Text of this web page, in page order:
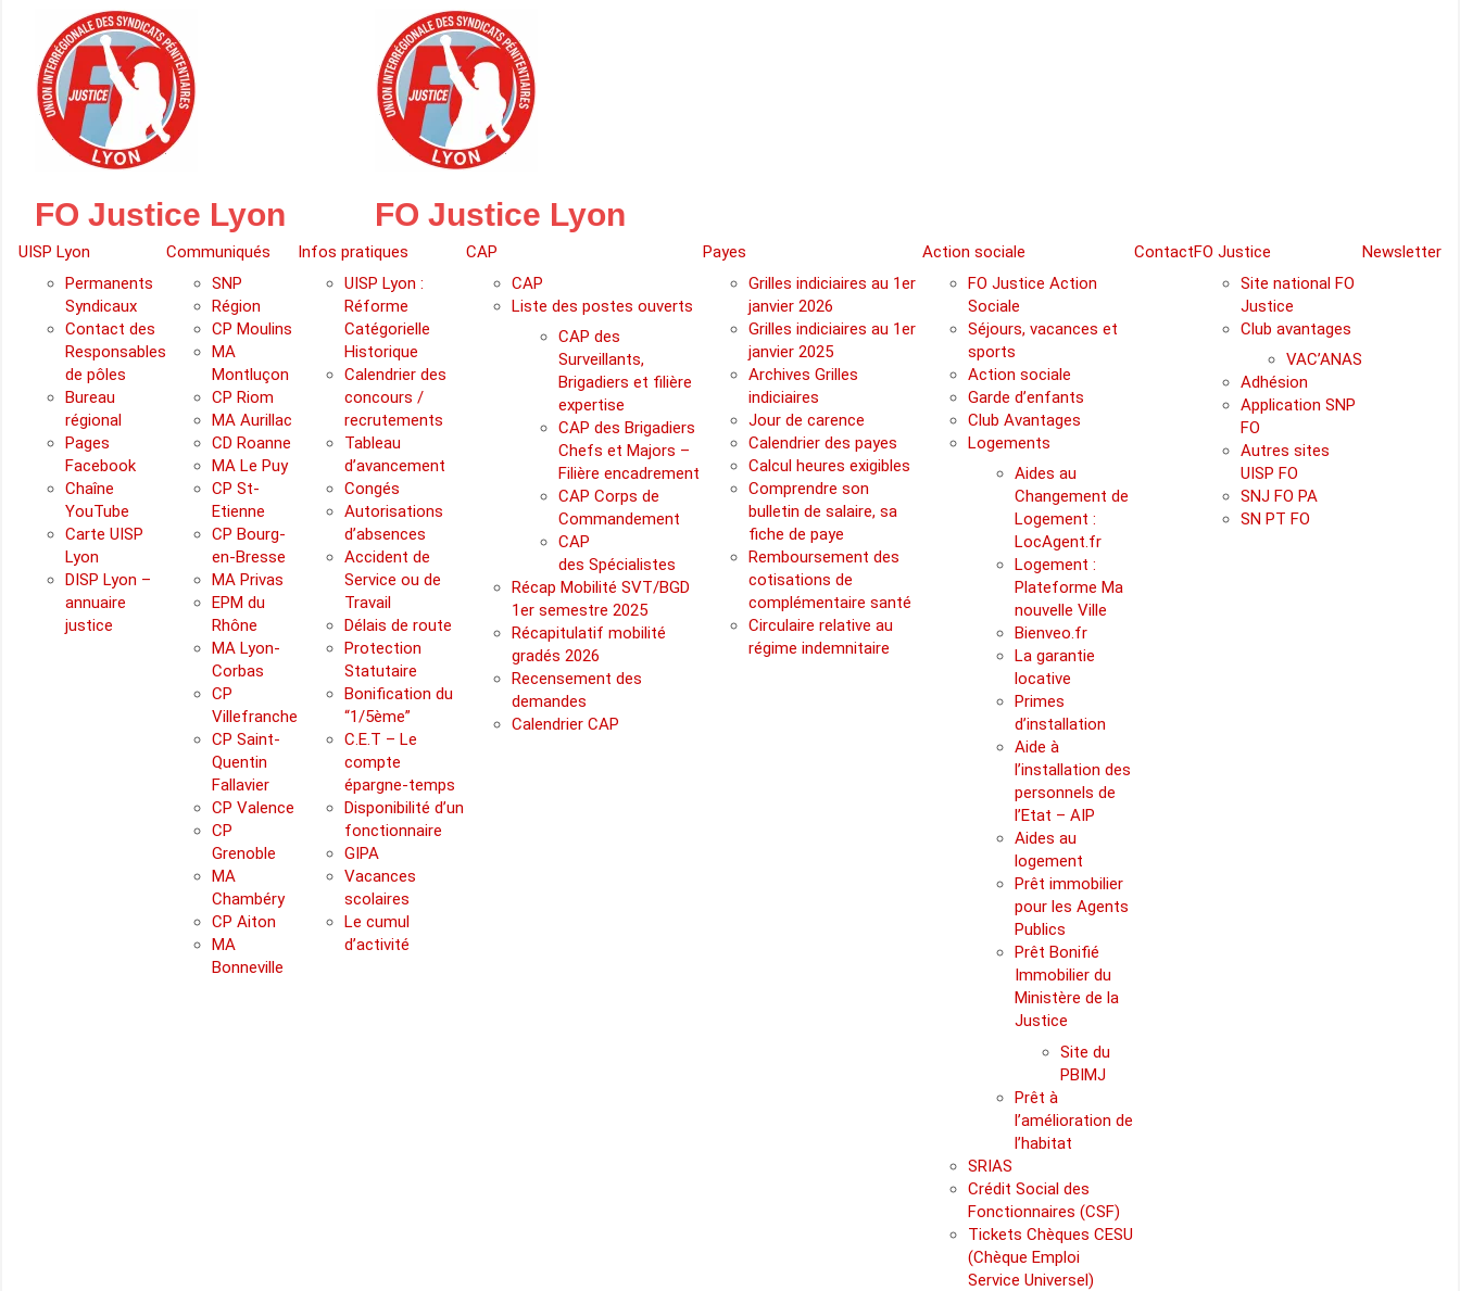
content
FO Justice Lyon FO Justice Lyon
UISP Lyon
Permanents
Syndicaux
Contact des
Responsables
de pôles
Bureau
régional
Pages
Facebook
Chaîne
YouTube
Carte UISP
Lyon
DISP Lyon –
annuaire
justice
Communiqués
SNP
Région
CP Moulins
MA
Montluçon
CP Riom
MA Aurillac
CD Roanne
MA Le Puy
CP St-
Etienne
CP Bourg-
en-Bresse
MA Privas
EPM du
Rhône
MA Lyon-
Corbas
CP
Villefranche
CP Saint-
Quentin
Fallavier
CP Valence
CP
Grenoble
MA
Chambéry
CP Aiton
MA
Bonneville
Infos pratiques
UISP Lyon :
Réforme
Catégorielle
Historique
Calendrier des
concours /
recrutements
Tableau
d’avancement
Congés
Autorisations
d’absences
Accident de
Service ou de
Travail
Délais de route
Protection
Statutaire
Bonification du
“1/5ème”
C.E.T – Le
compte
épargne-temps
Disponibilité d’un
fonctionnaire
GIPA
Vacances
scolaires
Le cumul
d’activité
CAP
CAP
Liste des postes ouverts
CAP des
Surveillants,
Brigadiers et filière
expertise
CAP des Brigadiers
Chefs et Majors –
Filière encadrement
CAP Corps de
Commandement
CAP
des Spécialistes
Récap Mobilité SVT/BGD
1er semestre 2025
Récapitulatif mobilité
gradés 2026
Recensement des
demandes
Calendrier CAP
Payes
Grilles indiciaires au 1er
janvier 2026
Grilles indiciaires au 1er
janvier 2025
Archives Grilles
indiciaires
Jour de carence
Calendrier des payes
Calcul heures exigibles
Comprendre son
bulletin de salaire, sa
fiche de paye
Remboursement des
cotisations de
complémentaire santé
Circulaire relative au
régime indemnitaire
Action sociale
FO Justice Action
Sociale
Séjours, vacances et
sports
Action sociale
Garde d’enfants
Club Avantages
Logements
Aides au
Changement de
Logement :
LocAgent.fr
Logement :
Plateforme Ma
nouvelle Ville
Bienveo.fr
La garantie
locative
Primes
d’installation
Aide à
l’installation des
personnels de
l’Etat – AIP
Aides au
logement
Prêt immobilier
pour les Agents
Publics
Prêt Bonifié
Immobilier du
Ministère de la
Justice
Site du
PBIMJ
Prêt à
l’amélioration de
l’habitat
SRIAS
Crédit Social des
Fonctionnaires (CSF)
Tickets Chèques CESU
(Chèque Emploi
Service Universel)
ContactFO Justice
Site national FO
Justice
Club avantages
VAC’ANAS
Adhésion
Application SNP
FO
Autres sites
UISP FO
SNJ FO PA
SN PT FO
Newsletter